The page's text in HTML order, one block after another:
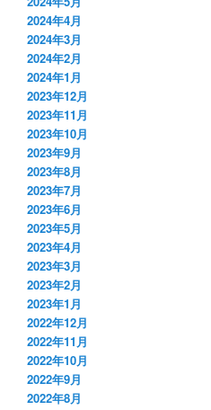
2024年4月
2024年3月
2024年2月
2024年1月
2023年12月
2023年11月
2023年10月
2023年9月
2023年8月
2023年7月
2023年6月
2023年5月
2023年4月
2023年3月
2023年2月
2023年1月
2022年12月
2022年11月
2022年10月
2022年9月
2022年8月